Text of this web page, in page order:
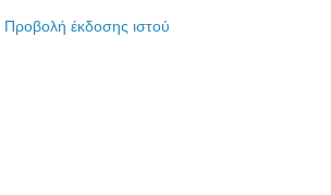
Προβολή έκδοσης ιστού